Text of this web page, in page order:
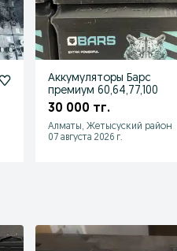
Аккумуляторы Барс
премиум 60,64,77,100
30 000 тг.
Алматы, Жетысуский район
07 августа 2026 г.